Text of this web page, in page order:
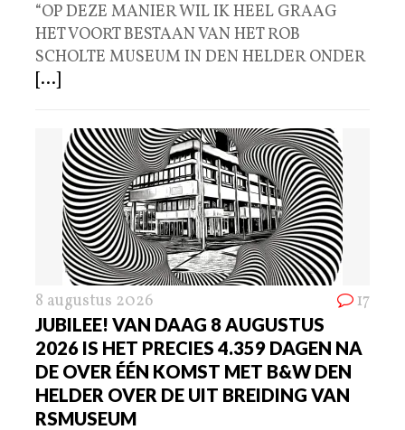
“OP DEZE MANIER WIL IK HEEL GRAAG
HET VOORT BESTAAN VAN HET ROB
SCHOLTE MUSEUM IN DEN HELDER ONDER
[...]
8 augustus 2026 17
JUBILEE! VAN DAAG 8 AUGUSTUS
2026 IS HET PRECIES 4.359 DAGEN NA
DE OVER ÉÉN KOMST MET B&W DEN
HELDER OVER DE UIT BREIDING VAN
RSMUSEUM